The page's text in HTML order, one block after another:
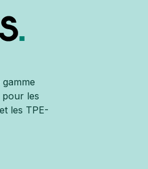
pour les
les TPE-